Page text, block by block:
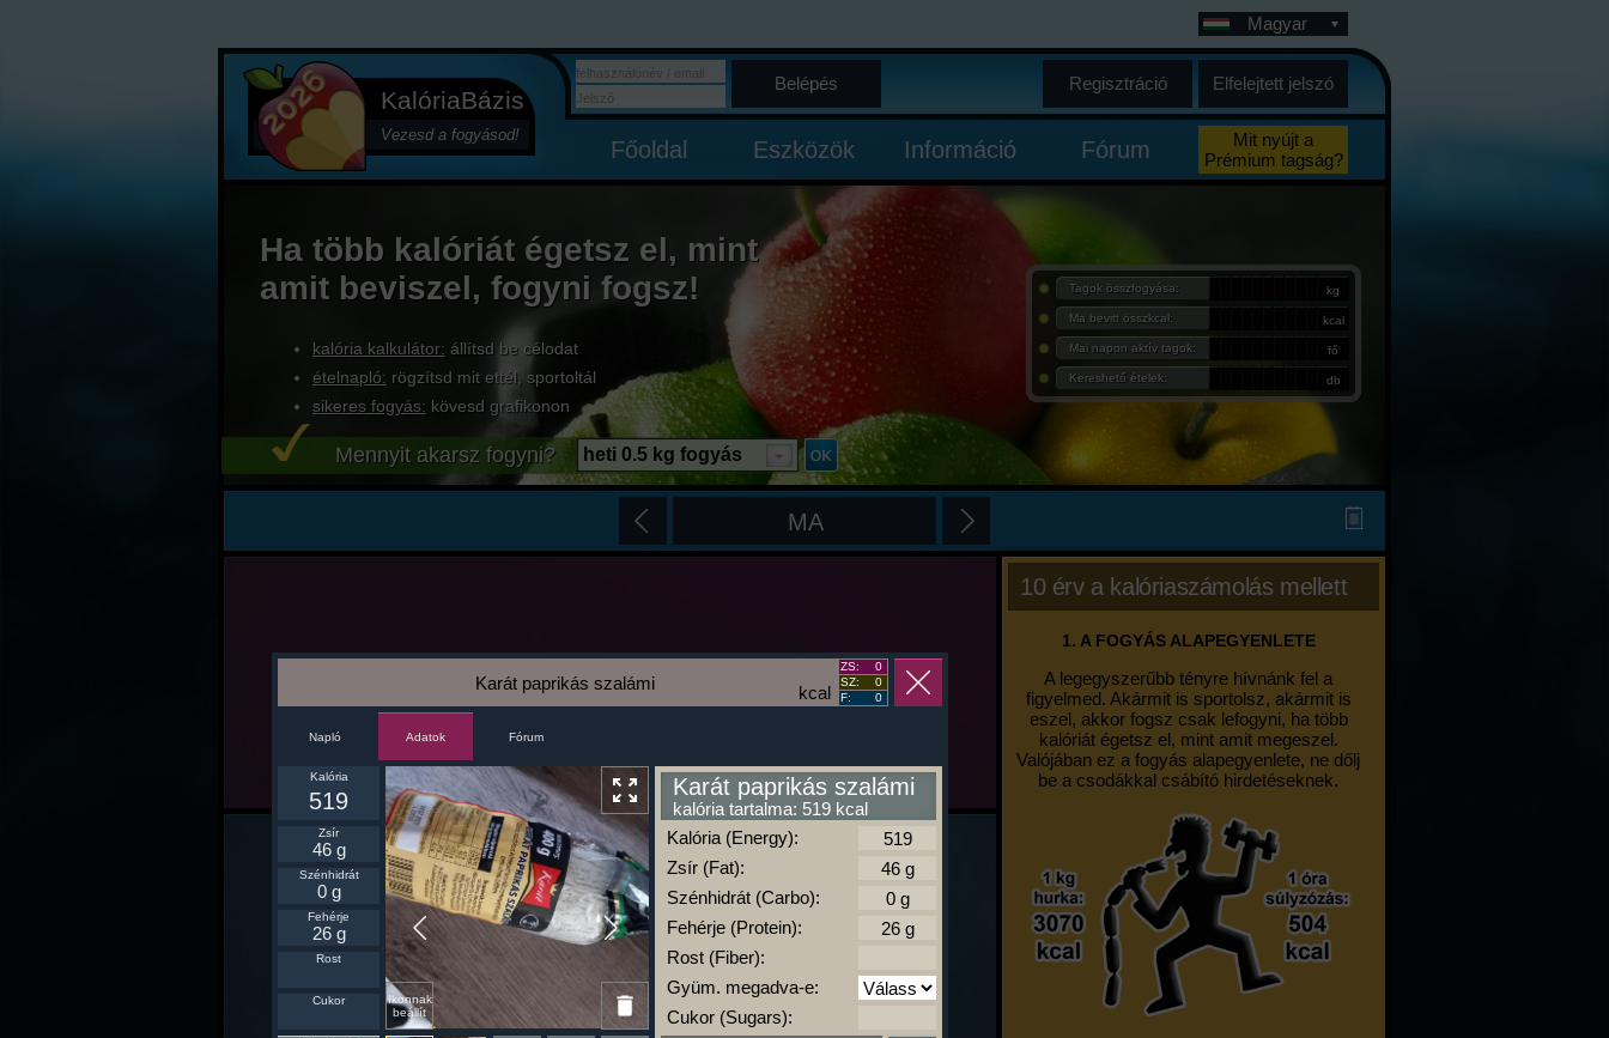
KalóriaBázis
Vezesd a fogyásod!
Magyar
Belépés Regisztráció Elfelejtett jelszó
Főoldal Eszközök Információ Fórum
Mit nyújt a
Prémium tagság?
Ha több kalóriát égetsz el, mint
amit beviszel, fogyni fogsz!
kalória kalkulátor: állítsd be célodat
ételnapló: rögzítsd mit ettél, sportoltál
sikeres fogyás: kövesd grafikonon
Tagok összfogyása: kg
Ma bevitt összkcal: kcal
Mai napon aktív tagok: fő
Kereshető ételek: db
Mennyit akarsz fogyni? heti 0.5 kg fogyás
MA
10 érv a kalóriaszámolás mellett
1. A FOGYÁS ALAPEGYENLETE
A legegyszerűbb tényre hívnánk fel a
figyelmed. Akármit is sportolsz, akármit is
eszel, akkor fogsz csak lefogyni, ha több
kalóriát égetsz el, mint amit megeszel.
Valójában ez a fogyás alapegyenlete, ne dőlj
be a csodákkal csábító hirdetéseknek.
kcal
Karát paprikás szalámi
ZS:
0
SZ:
0
F:
0
Napló Adatok Fórum
Ikonnak
beállít
Kalória
519
Zsír
46 g
Szénhidrát
0 g
Fehérje
26 g
Rost
Cukor
Karát paprikás szalámi
kalória tartalma: 519 kcal
Kalória (Energy):
Zsír (Fat):
Szénhidrát (Carbo):
Fehérje (Protein):
Rost (Fiber):
Gyüm. megadva-e:
Cukor (Sugars):